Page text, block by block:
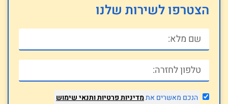
הצטרפו לשירות שלנו
הנכם מאשרים אתמדיניות פרטיותותנאי שימוש